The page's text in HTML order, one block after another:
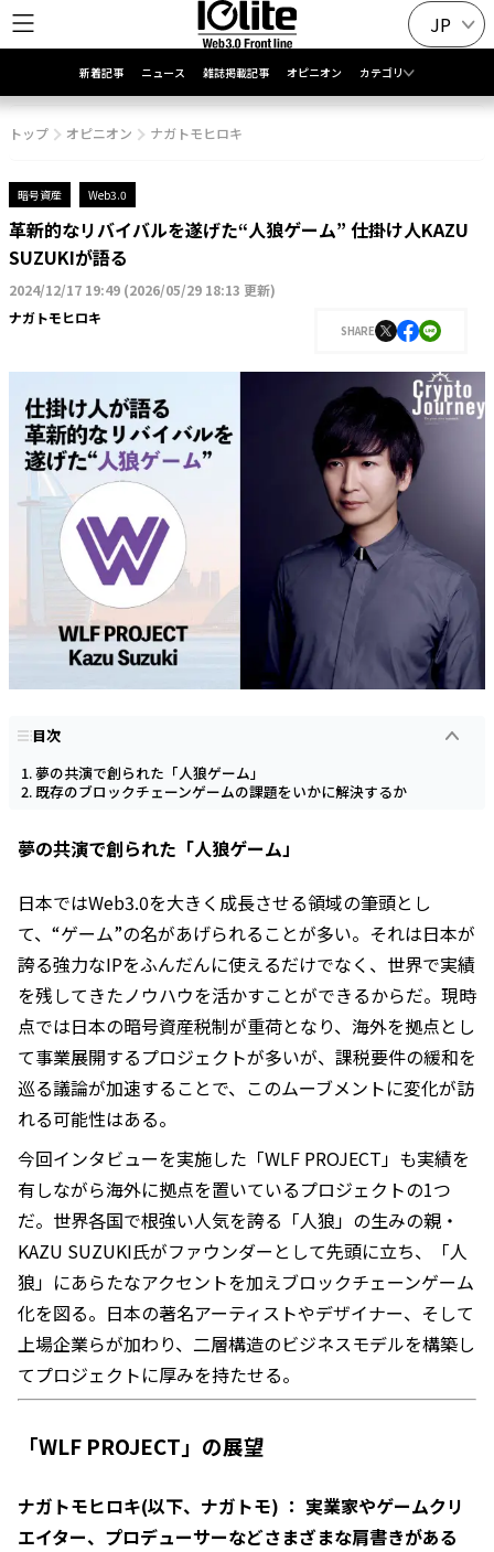
JP
新着記事 ニュース 雑誌掲載記事 オピニオン カテゴリ
トップ オピニオン ナガトモヒロキ
暗号資産 Web3.0
革新的なリバイバルを遂げた“人狼ゲーム” 仕掛け人KAZU
SUZUKIが語る
2024/12/17 19:49 (2026/05/29 18:13 更新)
ナガトモヒロキ
SHARE
目次
夢の共演で創られた「人狼ゲーム」
既存のブロックチェーンゲームの課題をいかに解決するか
夢の共演で創られた「人狼ゲーム」
日本ではWeb3.0を大きく成長させる領域の筆頭とし
て、“ゲーム”の名があげられることが多い。それは日本が
誇る強力なIPをふんだんに使えるだけでなく、世界で実績
を残してきたノウハウを活かすことができるからだ。現時
点では日本の暗号資産税制が重荷となり、海外を拠点とし
て事業展開するプロジェクトが多いが、課税要件の緩和を
巡る議論が加速することで、このムーブメントに変化が訪
れる可能性はある。
今回インタビューを実施した「WLF PROJECT」も実績を
有しながら海外に拠点を置いているプロジェクトの1つ
だ。世界各国で根強い人気を誇る「人狼」の生みの親・
KAZU SUZUKI氏がファウンダーとして先頭に立ち、「人
狼」にあらたなアクセントを加えブロックチェーンゲーム
化を図る。日本の著名アーティストやデザイナー、そして
上場企業らが加わり、二層構造のビジネスモデルを構築し
てプロジェクトに厚みを持たせる。
「WLF PROJECT」の展望
ナガトモヒロキ(以下、ナガトモ) ： 実業家やゲームクリ
エイター、プロデューサーなどさまざまな肩書きがある